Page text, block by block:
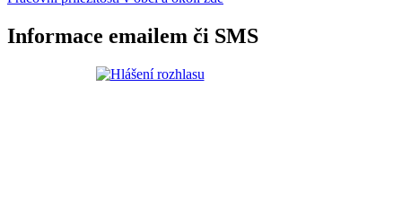
Informace emailem či SMS